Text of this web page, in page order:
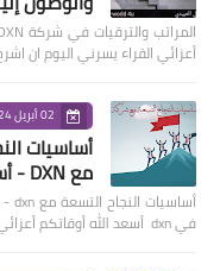
أعزائي القراء يسرني اليوم ان
02 أبريل 2024
مع DXN - أساسيات البيع المباشر في dxn
في dxn أسعد الله أوقاتكم أعزائي القراء ي…